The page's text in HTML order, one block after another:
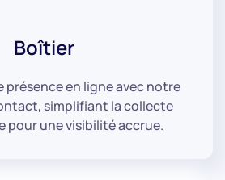
Boîtier
présence en ligne avec notre
simplifiant la collecte
pour une visibilité accrue.